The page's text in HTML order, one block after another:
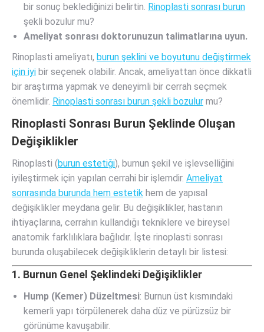
bir sonuç beklediğinizi belirtin. Rinoplasti sonrası burun
şekli bozulur mu?
Ameliyat sonrası doktorunuzun talimatlarına uyun.
Rinoplasti ameliyatı, burun şeklini ve boyutunu değiştirmek
için iyi bir seçenek olabilir. Ancak, ameliyattan önce dikkatli
bir araştırma yapmak ve deneyimli bir cerrah seçmek
önemlidir. Rinoplasti sonrası burun şekli bozulur mu?
Rinoplasti Sonrası Burun Şeklinde Oluşan
Değişiklikler
Rinoplasti (burun estetiği), burnun şekil ve işlevselliğini
iyileştirmek için yapılan cerrahi bir işlemdir. Ameliyat
sonrasında burunda hem estetik hem de yapısal
değişiklikler meydana gelir. Bu değişiklikler, hastanın
ihtiyaçlarına, cerrahın kullandığı tekniklere ve bireysel
anatomik farklılıklara bağlıdır. İşte rinoplasti sonrası
burunda oluşabilecek değişikliklerin detaylı bir listesi:
1. Burnun Genel Şeklindeki Değişiklikler
Hump (Kemer) Düzeltmesi: Burnun üst kısmındaki
kemerli yapı törpülenerek daha düz ve pürüzsüz bir
görünüme kavuşabilir.